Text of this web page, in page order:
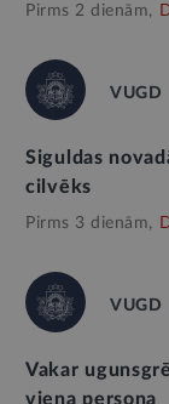
Pirms 2 dienām,
VUGD
Siguldas
cilvēks
Pirms 3 dienām,
VUGD
Vakar
viena persona